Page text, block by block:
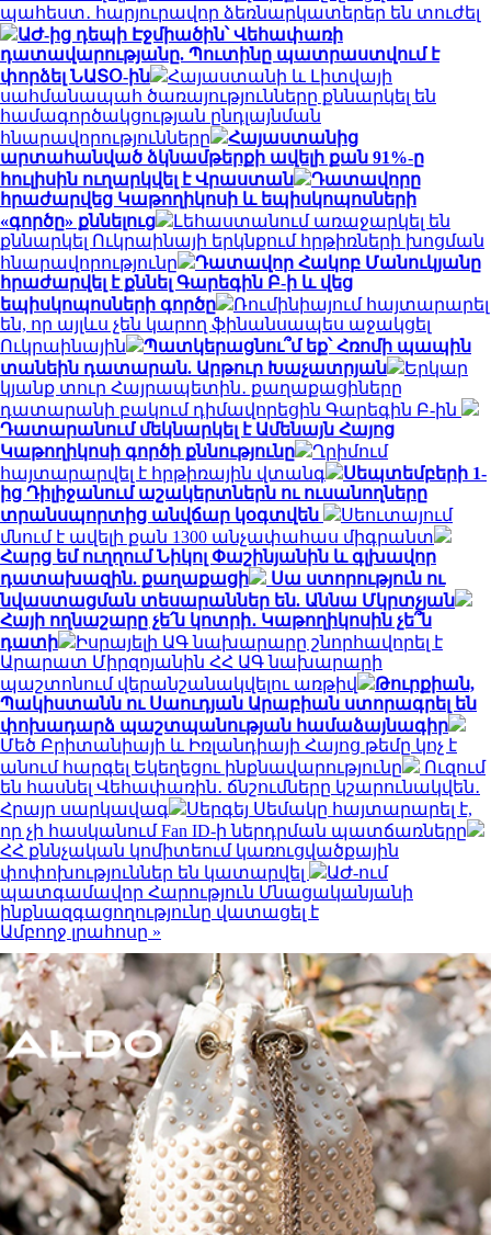
պահեստ․ հարյուրավոր ձեռնարկատերեր են տուժել
ԱԺ-ից դեպի Էջմիածին՝ Վեհափառի
դատավարությանը. Պուտինը պատրաստվում է
փորձել ՆԱՏՕ-ին
Հայաստանի և Լիտվայի
սահմանապահ ծառայությունները քննարկել են
համագործակցության ընդլայնման
հնարավորությունները
Հայաստանից
արտահանված ձկնամթերքի ավելի քան 91%-ը
հուլիսին ուղարկվել է Վրաստան
Դատավորը
հրաժարվեց Կաթողիկոսի և եպիսկոպոսների
«գործը» քննելուց
Լեհաստանում առաջարկել են
քննարկել Ուկրաինայի երկնքում հրթիռների խոցման
հնարավորությունը
Դատավոր Հակոբ Մանուկյանը
հրաժարվել է քննել Գարեգին Բ-ի և վեց
եպիսկոպոսների գործը
Ռումինիայում հայտարարել
են, որ այլևս չեն կարող ֆինանսապես աջակցել
Ուկրաինային
Պատկերացնու՞մ եք՝ Հռոմի պապին
տանեին դատարան. Արթուր Խաչատրյան
Երկար
կյանք տուր Հայրապետին․ քաղաքացիները
դատարանի բակում դիմավորեցին Գարեգին Բ-ին
Դատարանում մեկնարկել է Ամենայն Հայոց
Կաթողիկոսի գործի քննությունը
Ղրիմում
հայտարարվել է հրթիռային վտանգ
Սեպտեմբերի 1-
ից Դիլիջանում աշակերտներն ու ուսանողները
տրանսպորտից անվճար կօգտվեն
Սեուտայում
մնում է ավելի քան 1300 անչափահաս միգրանտ
Հարց եմ ուղղում Նիկոլ Փաշինյանին և գլխավոր
դատախազին. քաղաքացի
Սա ստորություն ու
նվաստացման տեսարաններ են. Աննա Մկրտչյան
Հայի ողնաշարը չե՛ն կոտրի․ Կաթողիկոսին չե՞ն
դատի
Իսրայելի ԱԳ նախարարը շնորհավորել է
Արարատ Միրզոյանին ՀՀ ԱԳ նախարարի
պաշտոնում վերանշանակվելու առթիվ
Թուրքիան,
Պակիստանն ու Սաուդյան Արաբիան ստորագրել են
փոխադարձ պաշտպանության համաձայնագիր
Մեծ Բրիտանիայի և Իռլանդիայի Հայոց թեմը կոչ է
անում հարգել Եկեղեցու ինքնավարությունը
Ուզում
են հասնել Վեհափառին․ ճնշումները կշարունակվեն․
Հրայր սարկավագ
Սերգեյ Սեմակը հայտարարել է,
որ չի հասկանում Fan ID-ի ներդրման պատճառները
ՀՀ քննչական կոմիտեում կառուցվածքային
փոփոխություններ են կատարվել
ԱԺ-ում
պատգամավոր Հարություն Մնացականյանի
ինքնազգացողությունը վատացել է
Ամբողջ լրահոսը »